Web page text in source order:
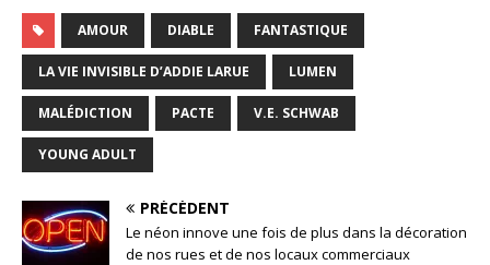
AMOUR DIABLE FANTASTIQUE
LA VIE INVISIBLE D’ADDIE LARUE LUMEN
MALÉDICTION PACTE V.E. SCHWAB
YOUNG ADULT
PRÉCÉDENT
Le néon innove une fois de plus dans la décoration
de nos rues et de nos locaux commerciaux